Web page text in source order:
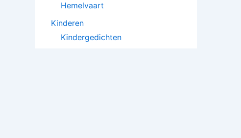
Hemelvaart
Kinderen
Kindergedichten